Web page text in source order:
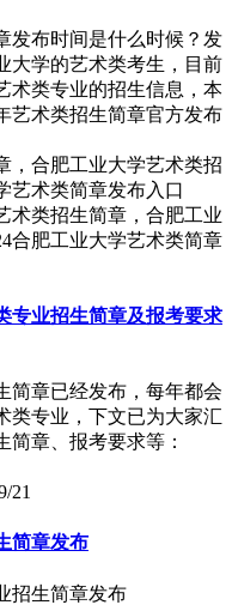
发布时间是什么时候？发
大学的艺术类考生，目前
术类专业的招生信息，本
艺术类招生简章官方发布
术类招生简章，合肥工业
合肥工业大学艺术类简章
专业招生简章及报考要求
简章已经发布，每年都会
类专业，下文已为大家汇
简章、报考要求等：
21
简章发布
招生简章发布